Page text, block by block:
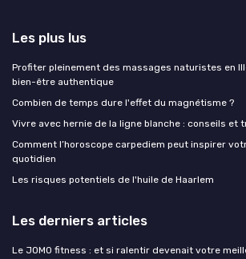
Les plus lus
Profiter pleinement des massages naturistes en
bien-être authentique
Combien de temps dure l'effet du magnétisme ?
Vivre avec hernie de la ligne blanche : conseils et
Comment l’horoscope carpediem peut inspirer
quotidien
Les risques potentiels de l'huile de Haarlem
Les derniers articles
Le JOMO fitness : et si ralentir devenait votre